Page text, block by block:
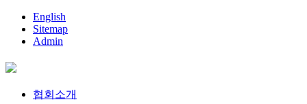
English
Sitemap
Admin
협회소개